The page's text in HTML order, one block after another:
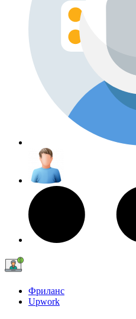
Фриланс
Upwork